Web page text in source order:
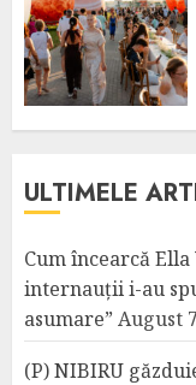
ULTIMELE
Cum încearcă Ella
internauții i-au
asumare” August
(P) NIBIRU